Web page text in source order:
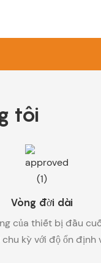
tôi
Vòng đời dài
của thiết bị đầu
kỳ với độ ổn định